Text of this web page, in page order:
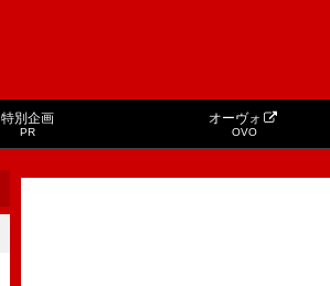
特別企画
PR
オーヴォ
OVO